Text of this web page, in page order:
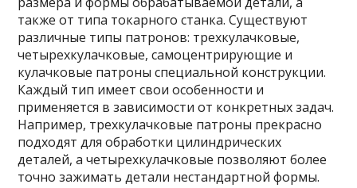
также от типа токарного станка. Существуют
различные типы патронов: трехкулачковые,
четырехкулачковые, самоцентрирующие и
кулачковые патроны специальной конструкции.
Каждый тип имеет свои особенности и
применяется в зависимости от конкретных задач.
Например, трехкулачковые патроны прекрасно
подходят для обработки цилиндрических
деталей, а четырехкулачковые позволяют более
точно зажимать детали нестандартной формы.